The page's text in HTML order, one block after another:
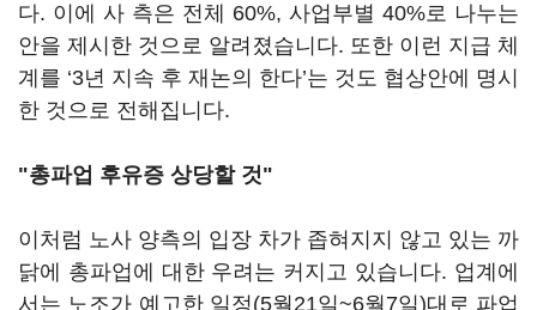
다. 이에 사 측은 전체 60%, 사업부별 40%로 나누는
안을 제시한 것으로 알려졌습니다. 또한 이런 지급 체
계를 ‘3년 지속 후 재논의 한다’는 것도 협상안에 명시
한 것으로 전해집니다.
"총파업 후유증 상당할 것"
이처럼 노사 양측의 입장 차가 좁혀지지 않고 있는 까
닭에 총파업에 대한 우려는 커지고 있습니다. 업계에
서는 노조가 예고한 일정(5월 21일~6월 7일)대로 파업